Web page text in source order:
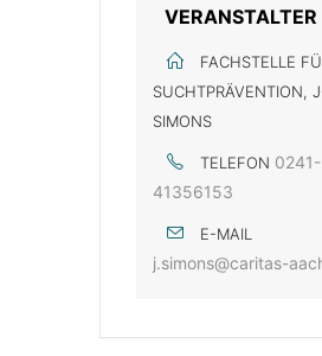
VERANSTALTER
FACHSTELLE
SUCHTPRÄVENTION,
SIMONS
TELEFON 0241-
41356153
E-MAIL
j.simons@caritas-